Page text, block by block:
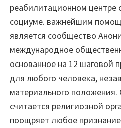
реабилитационном центре
социуме. важнейшим
является сообщество
международное
основанное на 12 шаговой
для любого человека,
материального
считается религиозной
поощряет любое